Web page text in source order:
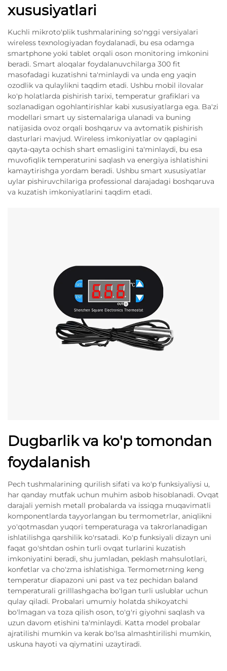
xususiyatlari
Kuchli mikroto'plik tushmalarining so'nggi versiyalari
wireless texnologiyadan foydalanadi, bu esa odamga
smartphone yoki tablet orqali oson monitoring imkonini
beradi. Smart aloqalar foydalanuvchilarga 300 fit
masofadagi kuzatishni ta'minlaydi va unda eng yaqin
ozodlik va qulaylikni taqdim etadi. Ushbu mobil ilovalar
ko'p holatlarda pishirish tarixi, temperatur grafiklari va
sozlanadigan ogohlantirishlar kabi xususiyatlarga ega. Ba'zi
modellari smart uy sistemalariga ulanadi va buning
natijasida ovoz orqali boshqaruv va avtomatik pishirish
dasturlari mavjud. Wireless imkoniyatlar ov qaplagini
qayta-qayta ochish shart emasligini ta'minlaydi, bu esa
muvofiqlik temperaturini saqlash va energiya ishlatishini
kamaytirishga yordam beradi. Ushbu smart xususiyatlar
uylar pishiruvchilariga professional darajadagi boshqaruva
va kuzatish imkoniyatlarini taqdim etadi.
Dugbarlik va ko'p tomondan
foydalanish
Pech tushmalarining qurilish sifati va ko'p funksiyaliysi u,
har qanday mutfak uchun muhim asbob hisoblanadi. Ovqat
darajali yemish metall probalarda va issiqga muqavimatli
komponentlarda tayyorlangan bu termometrlar, aniqlikni
yo'qotmasdan yuqori temperaturaga va takrorlanadigan
ishlatilishga qarshilik ko'rsatadi. Ko'p funksiyali dizayn uni
faqat go'shtdan oshin turli ovqat turlarini kuzatish
imkoniyatini beradi, shu jumladan, peklash mahsulotlari,
konfetlar va cho'zma ishlatishiga. Termometrning keng
temperatur diapazoni uni past va tez pechidan baland
temperaturali grilllashgacha bo'lgan turli uslublar uchun
qulay qiladi. Probalari umumiy holatda shikoyatchi
bo'lmagan va toza qilish oson, to'g'ri giyohni saqlash va
uzun davom etishini ta'minlaydi. Katta model probalar
ajratilishi mumkin va kerak bo'lsa almashtirilishi mumkin,
uskuna hayoti va qiymatini uzaytiradi.